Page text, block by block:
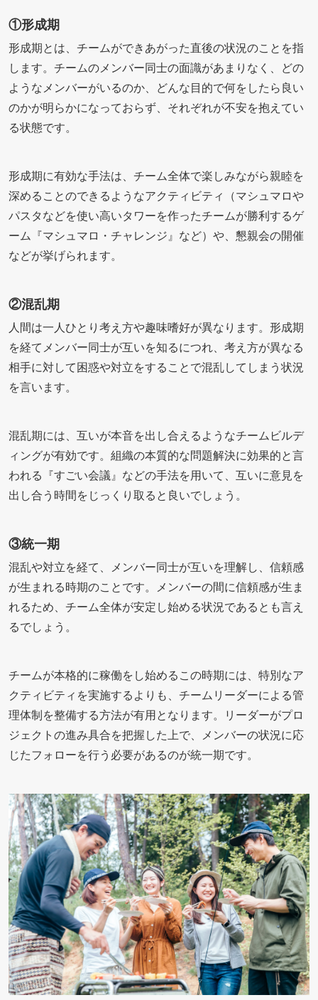
①形成期
形成期とは、チームができあがった直後の状況のことを指
します。チームのメンバー同士の面識があまりなく、どの
ようなメンバーがいるのか、どんな目的で何をしたら良い
のかが明らかになっておらず、それぞれが不安を抱えてい
る状態です。
形成期に有効な手法は、チーム全体で楽しみながら親睦を
深めることのできるようなアクティビティ（マシュマロや
パスタなどを使い高いタワーを作ったチームが勝利するゲ
ーム『マシュマロ・チャレンジ』など）や、懇親会の開催
などが挙げられます。
②混乱期
人間は一人ひとり考え方や趣味嗜好が異なります。形成期
を経てメンバー同士が互いを知るにつれ、考え方が異なる
相手に対して困惑や対立をすることで混乱してしまう状況
を言います。
混乱期には、互いが本音を出し合えるようなチームビルデ
ィングが有効です。組織の本質的な問題解決に効果的と言
われる『すごい会議』などの手法を用いて、互いに意見を
出し合う時間をじっくり取ると良いでしょう。
③統一期
混乱や対立を経て、メンバー同士が互いを理解し、信頼感
が生まれる時期のことです。メンバーの間に信頼感が生ま
れるため、チーム全体が安定し始める状況であるとも言え
るでしょう。
チームが本格的に稼働をし始めるこの時期には、特別なア
クティビティを実施するよりも、チームリーダーによる管
理体制を整備する方法が有用となります。リーダーがプロ
ジェクトの進み具合を把握した上で、メンバーの状況に応
じたフォローを行う必要があるのが統一期です。